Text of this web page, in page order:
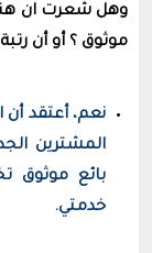
وهل شعرت ان
موثوق ؟ أو أن
نعم، أعتقد أن
المشترين
بائع
خدمتي.